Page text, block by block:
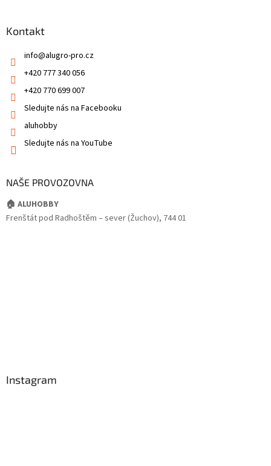
Kontakt
info@alugro-pro.cz
+420 777 340 056
+420 770 699 007
Sledujte nás na Facebooku
aluhobby
Sledujte nás na YouTube
NAŠE PROVOZOVNA
🏠 ALUHOBBY
Frenštát pod Radhoštěm – sever (Žuchov), 744 01
Instagram